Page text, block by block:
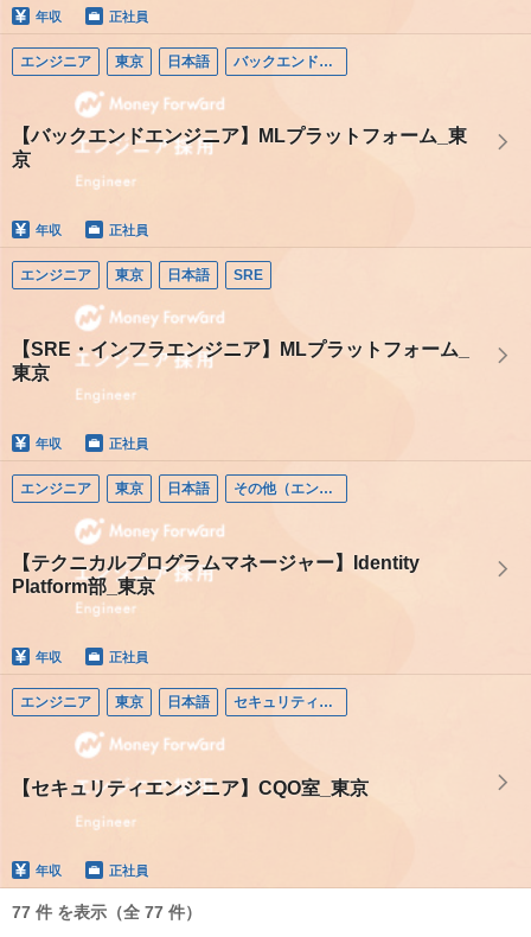
年収 正社員
エンジニア 東京 日本語 バックエンドエンジニア
【バックエンドエンジニア】MLプラットフォーム_東
京
年収 正社員
エンジニア 東京 日本語 SRE
【SRE・インフラエンジニア】MLプラットフォーム_
東京
年収 正社員
エンジニア 東京 日本語 その他（エンジニア）
【テクニカルプログラムマネージャー】Identity
Platform部_東京
年収 正社員
エンジニア 東京 日本語 セキュリティエンジニア
【セキュリティエンジニア】CQO室_東京
年収 正社員
77 件 を表示（全 77 件）